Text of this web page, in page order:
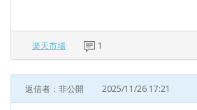
楽天市場 1
返信者：非公開 2025/11/26 17:21